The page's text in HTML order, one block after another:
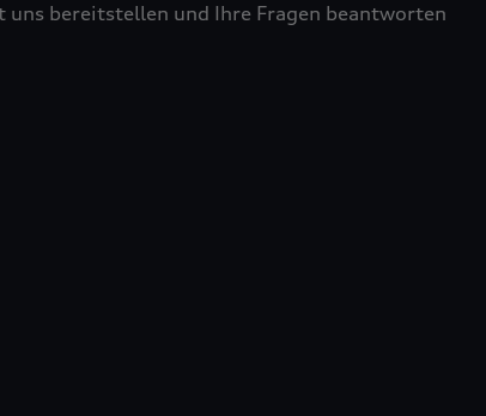
bereitstellen und Ihre Fragen beantworten